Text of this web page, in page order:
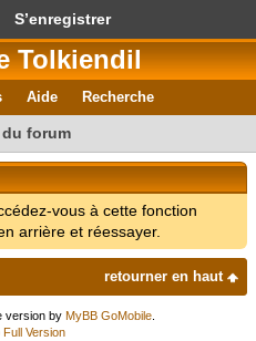
S’enregistrer
Tolkiendil
Aide Recherche
du forum
vous à cette fonction
arrière et réessayer.
retourner en haut
version by MyBB GoMobile.
Version